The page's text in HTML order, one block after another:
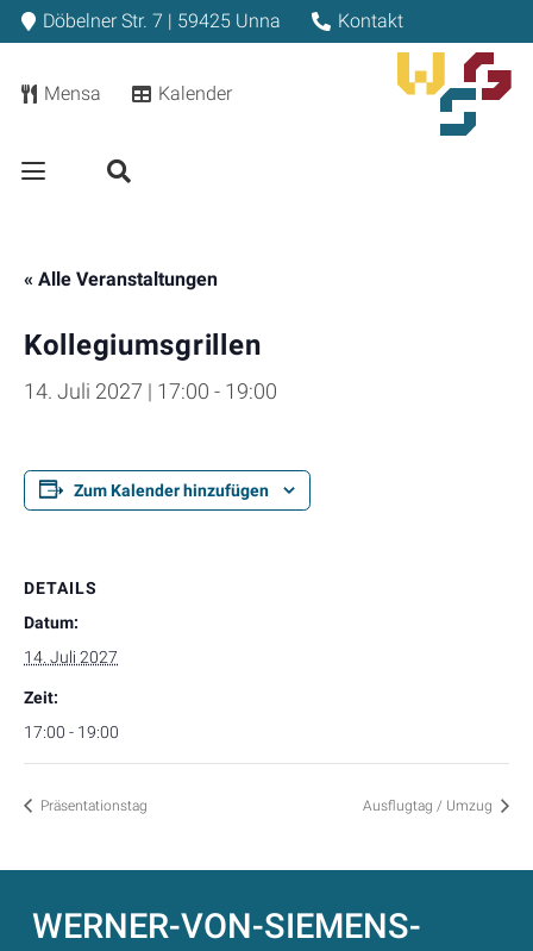
Döbelner Str. 7 | 59425 Unna Kontakt
Mensa Kalender
« Alle Veranstaltungen
Kollegiumsgrillen
14. Juli 2027 | 17:00 - 19:00
Zum Kalender hinzufügen
DETAILS
Datum:
14. Juli 2027
Zeit:
17:00 - 19:00
Präsentationstag Ausflugtag / Umzug
WERNER-VON-SIEMENS-